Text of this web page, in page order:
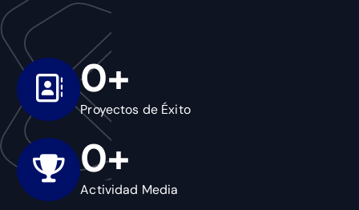
0+
Proyectos de Éxito
0+
Actividad Media